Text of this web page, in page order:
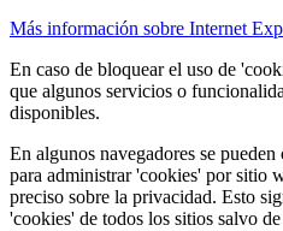
Más información sobre Internet
En caso de bloquear el uso de
que algunos servicios o
disponibles.
En algunos navegadores se
para administrar 'cookies' por sitio
preciso sobre la privacidad. Esto
'cookies' de todos los sitios salvo